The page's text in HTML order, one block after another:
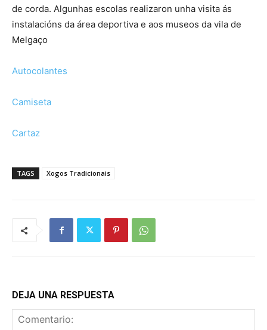
de corda. Algunhas escolas realizaron unha visita ás
instalacións da área deportiva e aos museos da vila de
Melgaço
Autocolantes
Camiseta
Cartaz
TAGS Xogos Tradicionais
DEJA UNA RESPUESTA